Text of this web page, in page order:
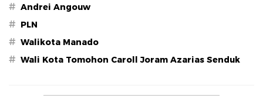
# Andrei Angouw
# PLN
# Walikota Manado
# Wali Kota Tomohon Caroll Joram Azarias Senduk